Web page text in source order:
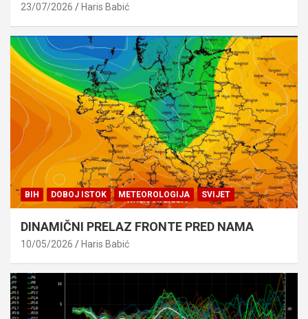
23/07/2026 Haris Babić
BIH DOBOJ ISTOK METEOROLOGIJA SVIJET
DINAMIČNI PRELAZ FRONTE PRED NAMA
10/05/2026 Haris Babić